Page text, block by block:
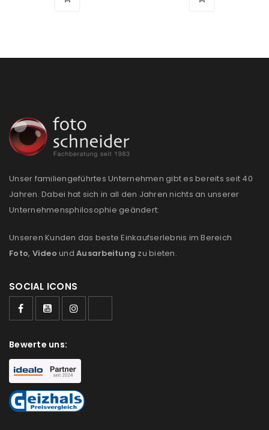
Ein Link zum Erstellen eines neuen Passworts wird an
NEWSLETTER ABONNIEREN
us
Ja, ich möchte ein Kundenkonto eröffnen und
akzeptiere die
REGISTRIEREN
Unser familiengeführtes Unternehmen gibt es bereits seit 40
Jahren. Dabei hat sich in all den Jahren nichts an unserer
Unternehmensphilosophie geändert:
Unseren Kunden das beste Einkaufserlebnis im Bereich
Foto, Video und Ausarbeitung zu bieten.
SOCIAL ICONS
Bewerte uns: